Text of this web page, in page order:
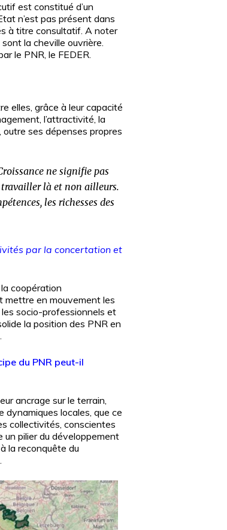
est constitué d’un
n’est pas présent dans
à titre consultatif. A noter
la cheville ouvrière.
le PNR, le FEDER.
elles, grâce à leur capacité
l’attractivité, la
ses dépenses propres
ne signifie pas
travailler là et non ailleurs.
les richesses des
par la concertation et
coopération
mettre en mouvement les
socio-professionnels et
la position des PNR en
du PNR peut-il
ancrage sur le terrain,
locales, que ce
collectivités, conscientes
un pilier du développement
la reconquête du